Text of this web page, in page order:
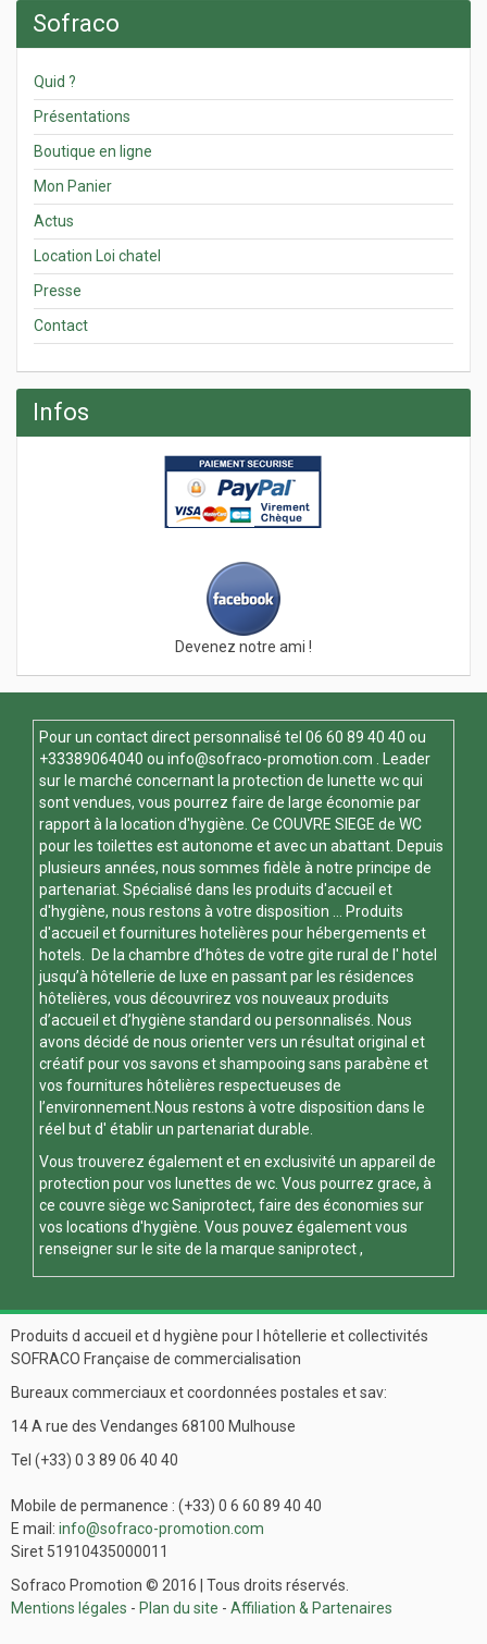
Sofraco
Quid ?
Présentations
Boutique en ligne
Mon Panier
Actus
Location Loi chatel
Presse
Contact
Infos
Devenez notre ami !
Pour un contact direct personnalisé tel 06 60 89 40 40 ou
+33389064040 ou info@sofraco-promotion.com . Leader
sur le marché concernant la protection de lunette wc qui
sont vendues, vous pourrez faire de large économie par
rapport à la location d'hygiène. Ce COUVRE SIEGE de WC
pour les toilettes est autonome et avec un abattant. Depuis
plusieurs années, nous sommes fidèle à notre principe de
partenariat. Spécialisé dans les produits d'accueil et
d'hygiène, nous restons à votre disposition ... Produits
d'accueil et fournitures hotelières pour hébergements et
hotels. De la chambre d’hôtes de votre gite rural de l' hotel
jusqu’à hôtellerie de luxe en passant par les résidences
hôtelières, vous découvrirez vos nouveaux produits
d’accueil et d’hygiène standard ou personnalisés. Nous
avons décidé de nous orienter vers un résultat original et
créatif pour vos savons et shampooing sans parabène et
vos fournitures hôtelières respectueuses de
l’environnement.Nous restons à votre disposition dans le
réel but d' établir un partenariat durable.
Vous trouverez également et en exclusivité un appareil de
protection pour vos lunettes de wc. Vous pourrez grace, à
ce couvre siège wcSaniprotect, faire des économies sur
vos locations d'hygiène. Vous pouvez également vous
renseigner sur le site de la marque saniprotect,
Produits d accueil et d hygiène pour l hôtellerie et collectivités
SOFRACO Française de commercialisation
Bureaux commerciaux et coordonnées postales et sav:
14 A rue des Vendanges 68100 Mulhouse
Tel (+33) 0 3 89 06 40 40
Mobile de permanence : (+33) 0 6 60 89 40 40
E mail: info@sofraco-promotion.com
Siret 51910435000011
Sofraco Promotion © 2016 | Tous droits réservés.
Mentions légales - Plan du site - Affiliation & Partenaires